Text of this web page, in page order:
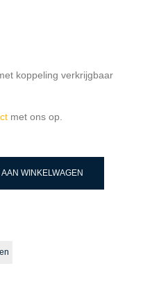
koppeling verkrijgbaar
met ons op.
WINKELWAGEN